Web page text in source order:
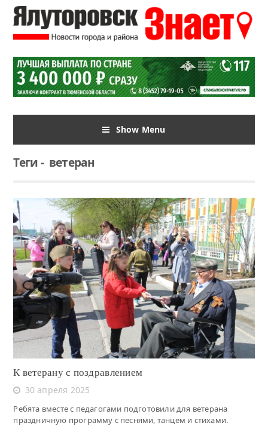
Show Menu
Теги-ветеран
Читать
К ветерану с поздравлением
30 апреля 2025
Ребята вместе с педагогами подготовили для ветерана
праздничную программу с песнями, танцем и стихами.